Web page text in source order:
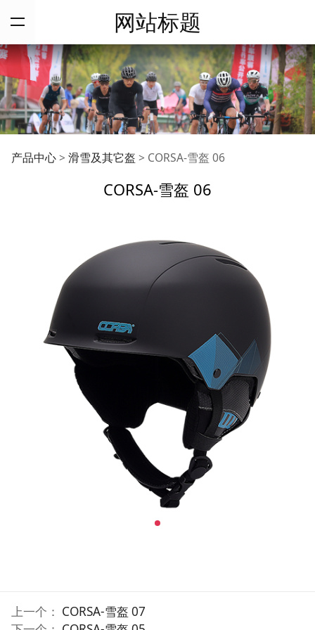
网站标题
CORSA-雪盔 06
产品中心> 滑雪及其它盔 > CORSA-雪盔 06
CORSA-雪盔 06
上一个： CORSA-雪盔 07